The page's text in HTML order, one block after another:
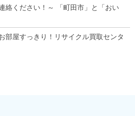
絡ください！～ 「町田市」と「おい
部屋すっきり！リサイクル買取センタ